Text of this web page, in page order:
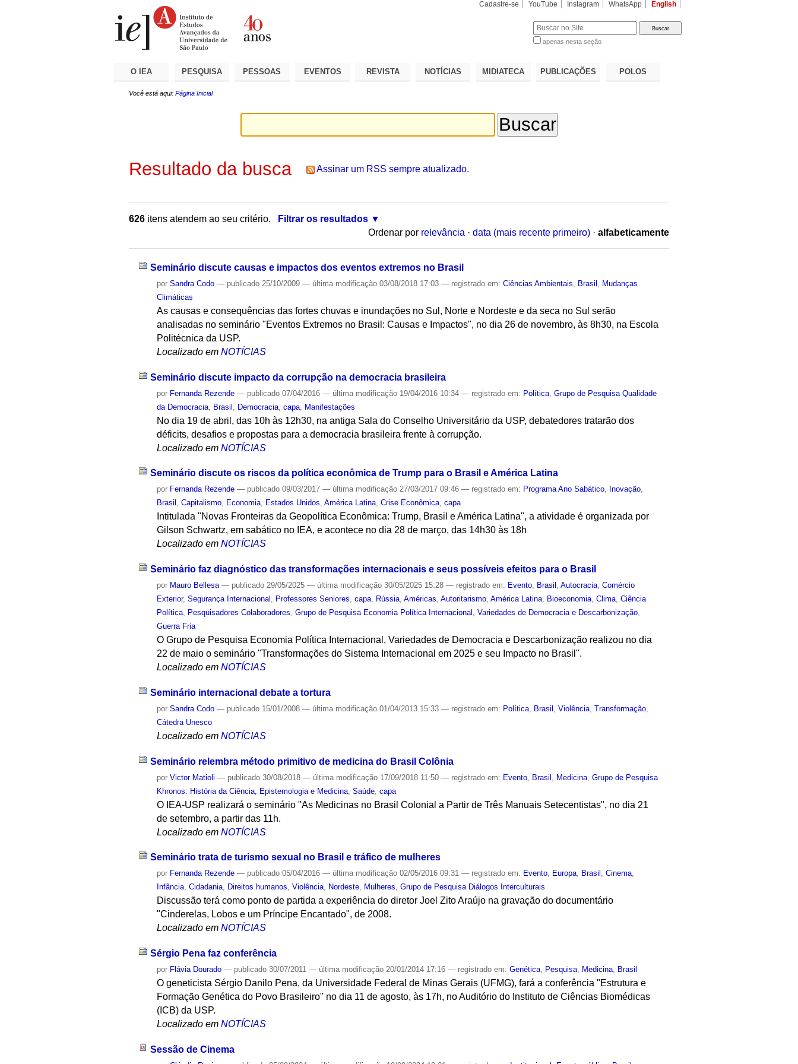
Cadastre-se YouTube Instagram WhatsApp English
apenas nesta seção
O IEA PESQUISA PESSOAS EVENTOS REVISTA NOTÍCIAS MIDIATECA PUBLICAÇÕES POLOS
Você está aqui: Página Inicial
Resultado da busca Assinar um RSS sempre atualizado.
626 itens atendem ao seu critério.
Filtrar os resultados
Ordenar por relevância · data (mais recente primeiro) · alfabeticamente
Seminário discute causas e impactos dos eventos extremos no Brasil
porSandra Codo — publicado 25/10/2009— última modificação 03/08/2018 17:03— registrado em:Ciências Ambientais Brasil
Mudanças
Climáticas
As causas e consequências das fortes chuvas e inundações no Sul, Norte e Nordeste e da seca no Sul serão
analisadas no seminário "Eventos Extremos no Brasil: Causas e Impactos", no dia 26 de novembro, às 8h30, na Escola
Politécnica da USP.
Localizado em NOTÍCIAS
Seminário discute impacto da corrupção na democracia brasileira
por Fernanda Rezende — publicado 07/04/2016— última modificação 19/04/2016 10:34— registrado em: Política ,Grupo de Pesquisa Qualidade
da Democracia Brasil Democracia ,capa Manifestações
No dia 19 de abril, das 10h às 12h30, na antiga Sala do Conselho Universitário da USP, debatedores tratarão dos
déficits, desafios e propostas para a democracia brasileira frente à corrupção.
Localizado em NOTÍCIAS
Seminário discute os riscos da política econômica de Trump para o Brasil e América Latina
por Fernanda Rezende — publicado 09/03/2017— última modificação 27/03/2017 09:46— registrado em: Programa Ano Sabático, Inovação,
Brasil ,Capitalismo, Economia, Estados Unidos,América Latina,Crise Econômica,capa
Intitulada "Novas Fronteiras da Geopolítica Econômica: Trump, Brasil e América Latina", a atividade é organizada por
Gilson Schwartz, em sabático no IEA, e acontece no dia 28 de março, das 14h30 às 18h
Localizado em NOTÍCIAS
Seminário faz diagnóstico das transformações internacionais e seus possíveis efeitos para o Brasil
por Mauro Bellesa — publicado 29/05/2025— última modificação 30/05/2025 15:28— registrado em: Evento, Brasil ,Autocracia,Comércio
Exterior,Segurança Internacional , Professores Seniores,capa, Rússia,Américas,Autoritarismo,América Latina, Bioeconomia,Clima,Ciência
Política, Pesquisadores Colaboradores,Grupo de Pesquisa Economia Política Internacional, Variedades de Democracia e Descarbonização,
Guerra Fria
O Grupo de Pesquisa Economia Política Internacional, Variedades de Democracia e Descarbonização realizou no dia
22 de maio o seminário "Transformações do Sistema Internacional em 2025 e seu Impacto no Brasil".
Localizado em NOTÍCIAS
Seminário internacional debate a tortura
porSandra Codo — publicado 15/01/2008— última modificação 01/04/2013 15:33— registrado em: Política Brasil ,Violência ,Transformação
Cátedra Unesco
Localizado em NOTÍCIAS
Seminário relembra método primitivo de medicina do Brasil Colônia
porVictor Matioli — publicado 30/08/2018— última modificação 17/09/2018 11:50— registrado em: Evento Brasil Medicina ,Grupo de Pesquisa
Khronos: História da Ciência, Epistemologia e Medicina ,Saúde ,capa
O IEA-USP realizará o seminário "As Medicinas no Brasil Colonial a Partir de Três Manuais Setecentistas", no dia 21
de setembro, a partir das 11h.
Localizado em NOTÍCIAS
Seminário trata de turismo sexual no Brasil e tráfico de mulheres
por Fernanda Rezende — publicado 05/04/2016— última modificação 02/05/2016 09:31— registrado em: Evento, Europa, Brasil ,Cinema,
Infância,Cidadania, Direitos humanos,Violência, Nordeste, Mulheres,Grupo de Pesquisa Diálogos Interculturais
Discussão terá como ponto de partida a experiência do diretor Joel Zito Araújo na gravação do documentário
"Cinderelas, Lobos e um Príncipe Encantado", de 2008.
Localizado em NOTÍCIAS
Sérgio Pena faz conferência
por Flávia Dourado — publicado 30/07/2011— última modificação 20/01/2014 17:16— registrado em:Genética Pesquisa Medicina Brasil
O geneticista Sérgio Danilo Pena, da Universidade Federal de Minas Gerais (UFMG), fará a conferência "Estrutura e
Formação Genética do Povo Brasileiro" no dia 11 de agosto, às 17h, no Auditório do Instituto de Ciências Biomédicas
(ICB) da USP.
Localizado em NOTÍCIAS
Sessão de Cinema